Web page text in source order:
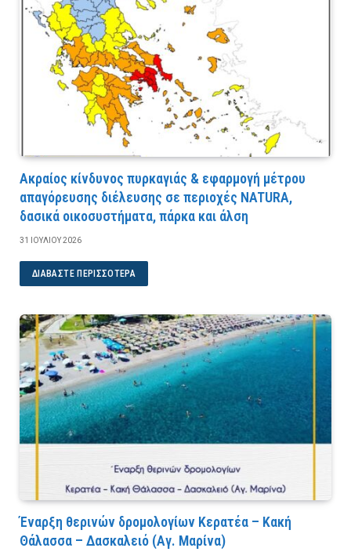
Ακραίος κίνδυνος πυρκαγιάς & εφαρμογή μέτρου
απαγόρευσης διέλευσης σε περιοχές NATURA,
δασικά οικοσυστήματα, πάρκα και άλση
31 ΙΟΥΛΊΟΥ 2026
ΔΙΑΒΆΣΤΕ ΠΕΡΙΣΣΌΤΕΡΑ
Έναρξη θερινών δρομολογίων Κερατέα – Κακή
Θάλασσα – Δασκαλειό (Αγ. Μαρίνα)